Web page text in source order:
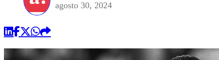
agosto 30, 2024